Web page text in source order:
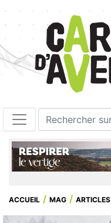
ACCUEIL MAG ARTICLES